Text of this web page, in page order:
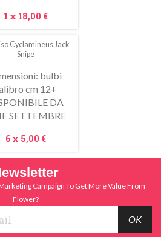
Prezzo
1 x 18,00 €
Cyclamineus Jack
Snipe
bulbi
cm 12+
DA
SETTEMBRE
Prezzo
6 x 5,00 €
Campaign To Get More Value From
Flower?